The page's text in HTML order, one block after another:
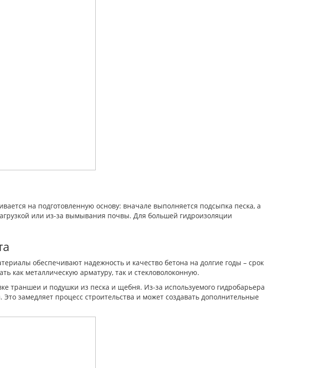
на подготовленную основу: вначале выполняется подсыпка песка, а
или из-за вымывания почвы. Для большей гидроизоляции
обеспечивают надежность и качество бетона на долгие годы – срок
как металлическую арматуру, так и стекловолоконную.
траншеи и подушки из песка и щебня. Из-за используемого гидробарьера
замедляет процесс строительства и может создавать дополнительные